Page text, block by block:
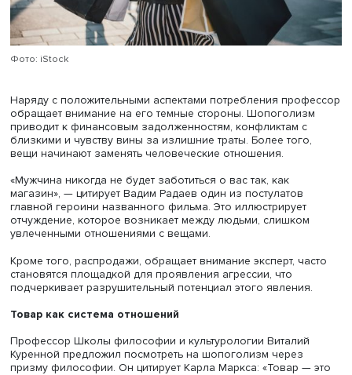
Фото: iStock
Наряду с положительными аспектами потребления
обращает внимание на его темные стороны.
приводит к финансовым задолженностям, конфликтам
близкими и чувству вины за излишние траты. Более